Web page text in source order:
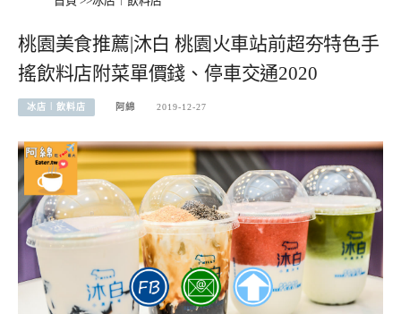
桃園美食推薦|沐白 桃園火車站前超夯特色手
搖飲料店附菜單價錢、停車交通2020
冰店︱飲料店 阿綿 2019-12-27